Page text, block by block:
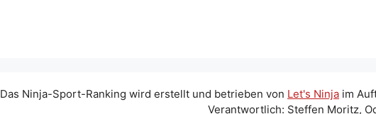
Das Ninja-Sport-Ranking wird erstellt und betrieben von Let's Ninja im
Verantwortlich: Steffen Moritz,